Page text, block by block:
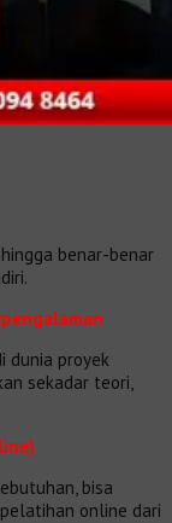
benar-benar
dunia proyek
sekadar teori,
bisa
online dari